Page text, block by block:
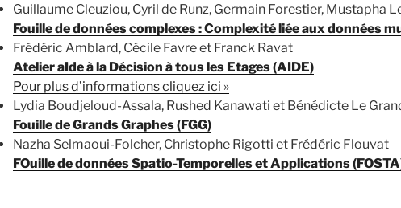
Guillaume Cleuziou, Cyril de Runz, Germain Forestier, Mustapha
Fouille de données complexes : Complexité liée aux données
Frédéric Amblard, Cécile Favre et Franck Ravat
Atelier aIde à la Décision à tous les Etages (AIDE)
Pour plus d’informations cliquez ici »
Lydia Boudjeloud-Assala, Rushed Kanawati et Bénédicte Le
Fouille de Grands Graphes (FGG)
Nazha Selmaoui-Folcher, Christophe Rigotti et Frédéric Flouvat
FOuille de données Spatio-Temporelles et Applications